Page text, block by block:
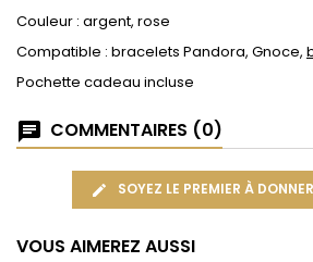
Couleur : argent, rose
Compatible : bracelets Pandora, Gnoce,
Pochette cadeau incluse
COMMENTAIRES (0)
SOYEZ LE PREMIER À
VOUS AIMEREZ AUSSI